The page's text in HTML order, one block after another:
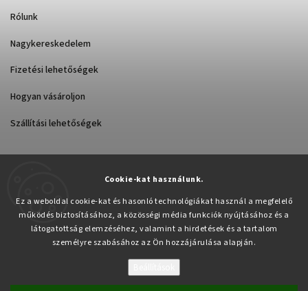
Cookie-kat használunk.
Ez a weboldal cookie-kat és hasonló technológiákat használ a megfelelő
működés biztosításához, a közösségi média funkciók nyújtásához és a
látogatottság elemzéséhez, valamint a hirdetések és a tartalom
személyre szabásához az Ön hozzájárulása alapján.
Rólunk
Nagykereskedelem
Fizetési lehetőségek
Hogyan vásároljon
Szállítási lehetőségek
Copyright 2026Pabex.hu. Minden jog fenntartva.